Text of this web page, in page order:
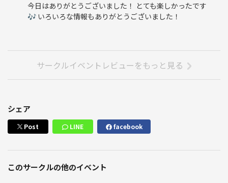
今日はありがとうございました！ とても楽しかったです
🎶 いろいろな情報もありがとうございました！
サークルイベントレビューをもっと見る
シェア
Post LINE facebook
このサークルの他のイベント